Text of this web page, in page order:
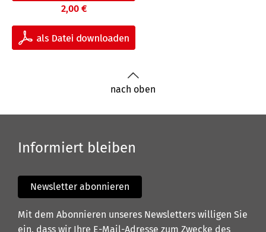
2,00 €
nach oben
Informiert bleiben
Newsletter abonnieren
Mit dem Abonnieren unseres Newsletters willigen Sie
ein, dass wir Ihre E-Mail-Adresse zum Zwecke des